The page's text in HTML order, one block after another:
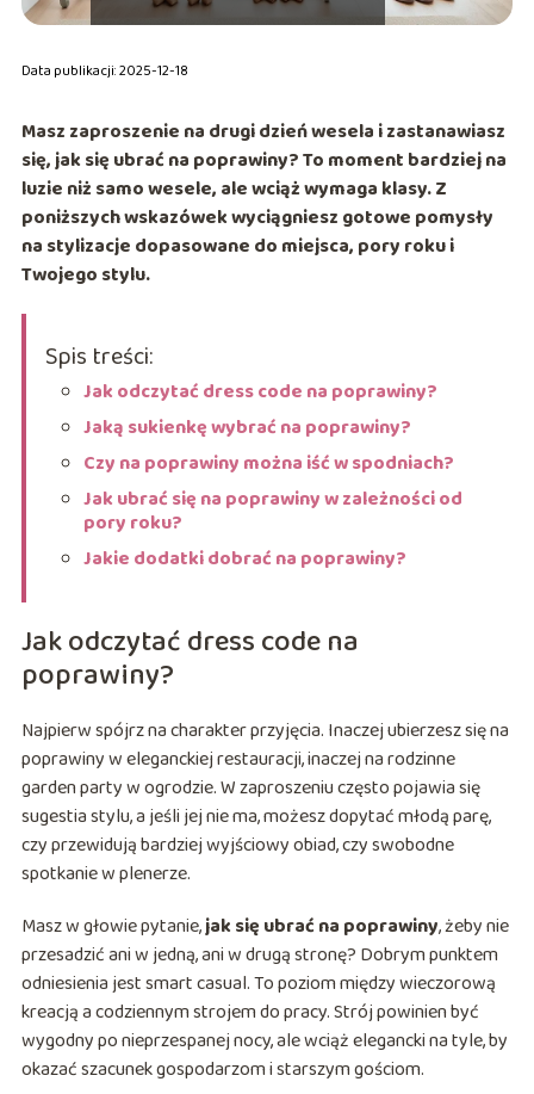
Data publikacji: 2025-12-18
Masz zaproszenie na drugi dzień wesela i zastanawiasz
się,jak się ubrać na poprawiny? To moment bardziej na
luzie niż samo wesele, ale wciąż wymaga klasy. Z
poniższych wskazówek wyciągniesz gotowe pomysły
na stylizacje dopasowane do miejsca, pory roku i
Twojego stylu.
Spis treści:
Jak odczytać dress code na poprawiny?
Jaką sukienkę wybrać na poprawiny?
Czy na poprawiny można iść w spodniach?
Jak ubrać się na poprawiny w zależności od
pory roku?
Jakie dodatki dobrać na poprawiny?
Jak odczytać dress code na
poprawiny?
Najpierw spójrz na charakter przyjęcia. Inaczej ubierzesz się na
poprawiny w eleganckiej restauracji, inaczej na rodzinne
garden party w ogrodzie. W zaproszeniu często pojawia się
sugestia stylu, a jeśli jej nie ma, możesz dopytać młodą parę,
czy przewidują bardziej wyjściowy obiad, czy swobodne
spotkanie w plenerze.
Masz w głowie pytanie,jak się ubrać na poprawiny, żeby nie
przesadzić ani w jedną, ani w drugą stronę? Dobrym punktem
odniesienia jest smart casual. To poziom między wieczorową
kreacją a codziennym strojem do pracy. Strój powinien być
wygodny po nieprzespanej nocy, ale wciąż elegancki na tyle, by
okazać szacunek gospodarzom i starszym gościom.